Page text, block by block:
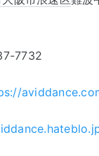
7732